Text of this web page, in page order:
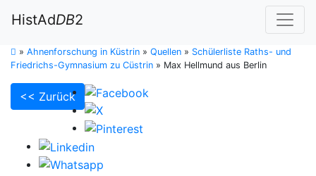
HistAdDB2
» Ahnenforschung in Küstrin » Quellen » Schülerliste Raths- und
Friedrichs-Gymnasium zu Cüstrin » Max Hellmund aus Berlin
<< Zurück